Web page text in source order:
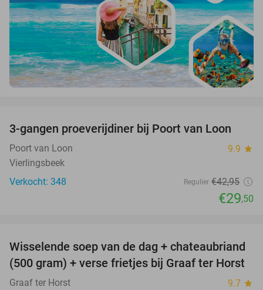
31%
3-gangen proeverijdiner bij Poort van Loon
Poort van Loon 9.9 star
Vierlingsbeek
Verkocht: 348
Regulier €42,95
€29,50
41%
Wisselende soep van de dag + chateaubriand
(500 gram) + verse frietjes bij Graaf ter Horst
Graaf ter Horst 9.7 star